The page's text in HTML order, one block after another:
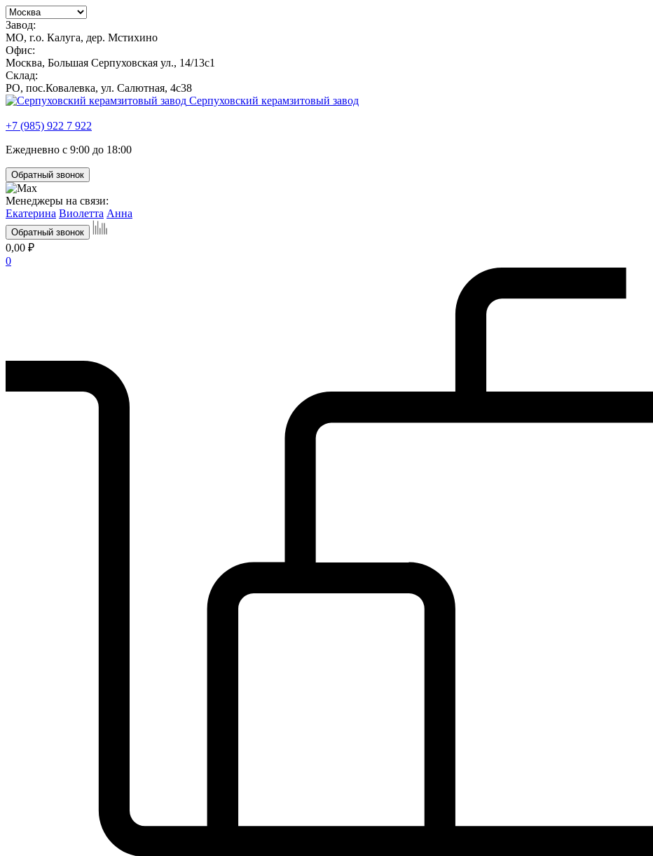
Завод:
МО, г.о. Калуга, дер. Мстихино
Офис:
Москва, Большая Серпуховская ул., 14/13с1
Склад:
РО, пос.Ковалевка, ул. Салютная, 4с38
Серпуховский керамзитовый завод
+7 (985) 922 7 922
Ежедневно с 9:00 до 18:00
Обратный звонок
Менеджеры на связи:
Екатерина Виолетта Анна
Обратный звонок
0,00 ₽
0